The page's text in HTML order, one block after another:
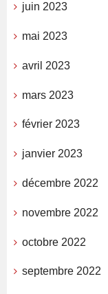
juin 2023
mai 2023
avril 2023
mars 2023
février 2023
janvier 2023
décembre 2022
novembre 2022
octobre 2022
septembre 2022